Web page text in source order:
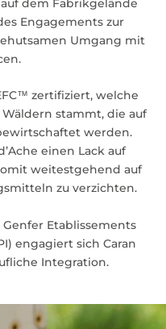
dem Fabrikgelände
Engagements zur
Umgang mit
zertifiziert, welche
Wäldern stammt, die auf
werden.
einen Lack auf
weitestgehend auf
zu verzichten.
Etablissements
engagiert sich Caran
Integration.